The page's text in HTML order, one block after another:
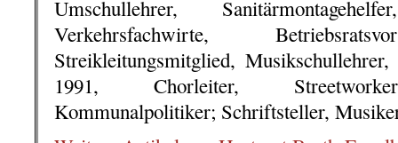
Umschullehrer,
Verkehrsfachwirte,
Streikleitungsmitglied,
1991, Chorleiter, Streetworker,
Kommunalpolitiker; Schriftsteller,